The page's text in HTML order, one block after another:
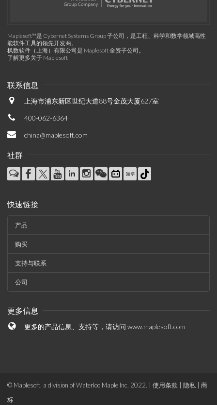
Maplesoft™是 Cybernet Systems Group 子公司，是工程、科学和数学领域高性
能软件工具的领先开发商。
枫数软件（上海）有限公司是 Maplesoft 全资子公司。
了解更多关于 Maplesoft
联系信息
上海市浦东新区世纪大道88号金茂大厦627室
400-062-6364
china@maplesoft.com
社群
快速链接
产品
购买
支持与联系
公司
更多信息
更多的产品信息、支持等，请访问 www.maplesoft.com
© Maplesoft, a division of Waterloo Maple Inc. 2022. | 使用条款 隐私
商
标